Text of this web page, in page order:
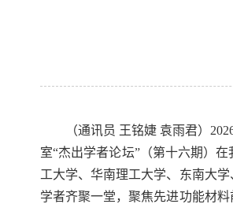
（通讯员 王铭婕 袁雨君）
室“杰出学者论坛”（第十六期）
工大学、华南理工大学、东南大
学者齐聚一堂，聚焦先进功能材